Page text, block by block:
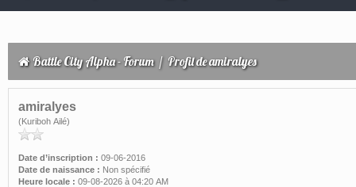
Battle City Alpha - Forum / Profil de amiralyes
amiralyes
(Kuriboh Ailé)
Date d’inscription : 09-06-2016
Date de naissance : Non spécifié
Heure locale : 09-08-2026 à 04:20 AM